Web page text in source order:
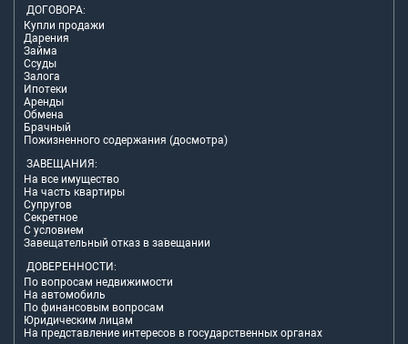
ДОГОВОРА:
Купли продажи
Дарения
Займа
Ссуды
Залога
Ипотеки
Аренды
Обмена
Брачный
Пожизненного содержания (досмотра)
ЗАВЕЩАНИЯ:
На все имущество
На часть квартиры
Супругов
Секретное
С условием
Завещательный отказ в завещании
ДОВЕРЕННОСТИ:
По вопросам недвижимости
На автомобиль
По финансовым вопросам
Юридическим лицам
На представление интересов в государственных органах